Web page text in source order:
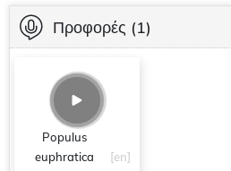
Προφορές (1)
Populus
euphratica
[en]